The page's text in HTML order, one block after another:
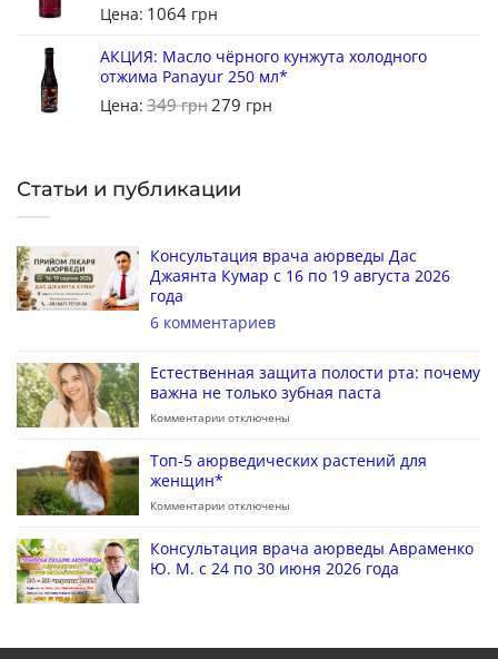
Цена: 1064 грн
АКЦИЯ: Масло чёрного кунжута холодного
отжима Panayur 250 мл*
Цена: 349грн 279 грн
Статьи и публикации
Консультация врача аюрведы Дас
Джаянта Кумар с 16 по 19 августа 2026
года
6 комментариев
Естественная защита полости рта: почему
важна не только зубная паста
Комментарии отключены
Топ-5 аюрведических растений для
женщин*
Комментарии отключены
Консультация врача аюрведы Авраменко
Ю. М. с 24 по 30 июня 2026 года